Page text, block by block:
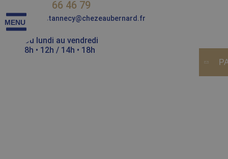
04 50 66 46 79
contactannecy@chezeaubernard.fr
Du lundi au vendredi
8h • 12h / 14h • 18h